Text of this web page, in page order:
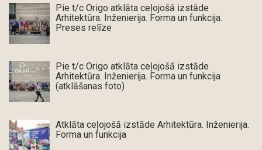
Pie t/c Origo atklāta ceļojošā izstāde
Arhitektūra. Inženierija. Forma un funkcija.
Preses relīze
Pie t/c Origo atklāta ceļojošā izstāde
Arhitektūra. Inženierija. Forma un funkcija
(atklāšanas foto)
Atklāta ceļojošā izstāde Arhitektūra. Inženierija.
Forma un funkcija